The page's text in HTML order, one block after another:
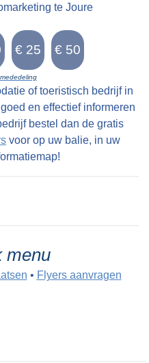
familie bekend. Na
op de
in de verkoop.
Vrugtdoende
en LANDEN met
cum annexis,
den Dorpe Folsgara
69 Pondematen
belast met 17 1/2
by Yme Keimpes
te Joure
of toeristisch bedrijf in
en effectief informeren
bestel dan de gratis
voor op uw balie, in uw
menu
• Flyers aanvragen